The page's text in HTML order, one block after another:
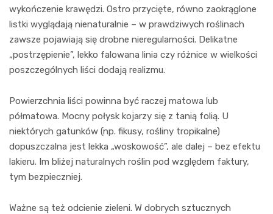
wykończenie krawędzi. Ostro przycięte, równo zaokrąglone
listki wyglądają nienaturalnie – w prawdziwych roślinach
zawsze pojawiają się drobne nieregularności. Delikatne
„postrzępienie”, lekko falowana linia czy różnice w wielkości
poszczególnych liści dodają realizmu.
Powierzchnia liści powinna być raczej matowa lub
półmatowa. Mocny połysk kojarzy się z tanią folią. U
niektórych gatunków (np. fikusy, rośliny tropikalne)
dopuszczalna jest lekka „woskowość”, ale dalej – bez efektu
lakieru. Im bliżej naturalnych roślin pod względem faktury,
tym bezpieczniej.
Ważne są też odcienie zieleni. W dobrych sztucznych